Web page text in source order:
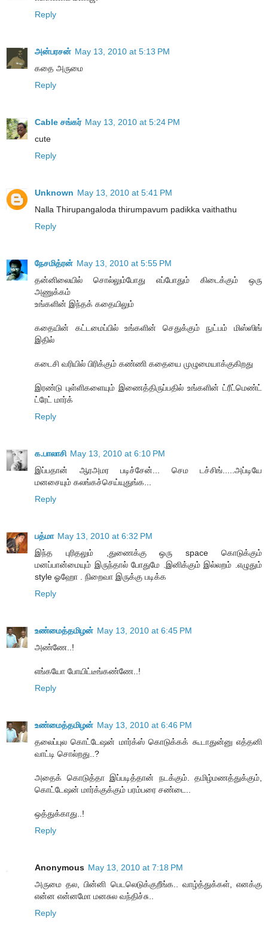
Reply
அன்பரசன் May 13, 2010 at 5:13 PM
கதை அருமை
Reply
Cable சங்கர் May 13, 2010 at 5:24 PM
cute
Reply
Unknown May 13, 2010 at 5:41 PM
Nalla Thirupangaloda thirumpavum padikka vaithathu
Reply
நேசமித்ரன் May 13, 2010 at 5:55 PM
தன்னிலையில் சொல்லும்போது எப்போதும் கிடைக்கும் ஒரு
அணுக்கம்
உங்களின் இந்தக் கதையிலும்
கதையின் கட்டமைப்பில் உங்களின் செதுக்கும் நுட்பம் மிஸ்ஸிங்
இதில்
கடைசி வரியில் பிரிக்கும் கண்ணி கதையை முழுமையாக்குகிறது
இரண்டு புள்ளிகளையும் இணைத்திருப்பதில் உங்களின் ட்ரீட்மெண்ட்
ட்ரேட் மார்க்
Reply
க.பாலாசி May 13, 2010 at 6:10 PM
இப்பதான் ஆரஅமர படிச்சேன்... செம டச்சிங்.....அப்டியே
மனசையும் கலங்கச்செய்யுதுங்க...
Reply
பத்மா May 13, 2010 at 6:32 PM
இந்த புரிதலும் ,துணைக்கு ஒரு space கொடுக்கும்
மனப்பான்மையும் இருந்தால் போதுமே .இனிக்கும் இல்லறம் .எழுதும்
style ஓஹோ . நிறைவா இருக்கு படிக்க
Reply
உண்மைத்தமிழன் May 13, 2010 at 6:45 PM
அண்ணே..!
எங்கயோ போயிட்டீங்கண்ணே..!
Reply
உண்மைத்தமிழன் May 13, 2010 at 6:46 PM
தலைப்புல கொட்டேஷன் மார்க்ஸ் கொடுக்கக் கூடாதுன்னு எத்தனி
வாட்டி சொல்றது..?
அதைக் கொடுத்தா இப்படித்தான் நடக்கும். தமிழ்மணத்துக்கும்,
கொட்டேஷன் மார்க்குக்கும் பரம்பரை சண்டை..
ஒத்துக்காது..!
Reply
Anonymous May 13, 2010 at 7:18 PM
அருமை தல, பின்னி பெடலெடுக்குறீங்க.. வாழ்த்துக்கள், எனக்கு
என்ன என்னமோ மனசுல வந்திச்சு..
Reply